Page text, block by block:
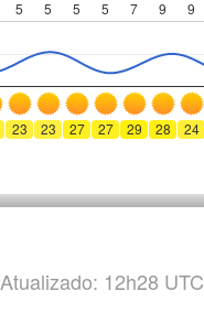
5 5 5 5 7 9 9
23 23 27 27 29 28 24
Atualizado: 12h28 UTC